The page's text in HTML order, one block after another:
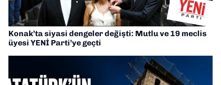
Konak’ta siyasi dengeler değişti: Mutlu ve 19 meclis
üyesi YENİ Parti’ye geçti